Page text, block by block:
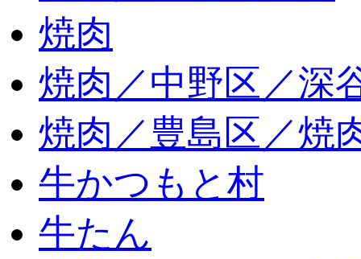
焼肉
焼肉／中野区／深
焼肉／豊島区／焼
牛かつもと村
牛たん